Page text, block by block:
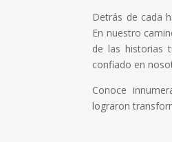
Detrás de cada
En nuestro
de las historias
confiado en
Conoce
lograron